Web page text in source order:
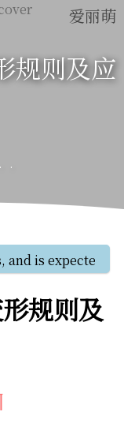
爱丽萌
规则及应
and is expected
规则及